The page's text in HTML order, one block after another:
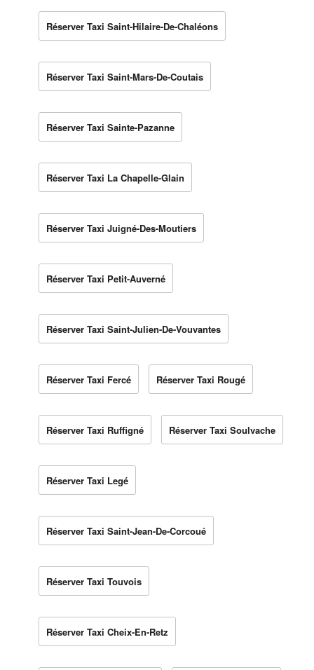
Réserver Taxi Saint-Hilaire-De-Chaléons
Réserver Taxi Saint-Mars-De-Coutais
Réserver Taxi Sainte-Pazanne
Réserver Taxi La Chapelle-Glain
Réserver Taxi Juigné-Des-Moutiers
Réserver Taxi Petit-Auverné
Réserver Taxi Saint-Julien-De-Vouvantes
Réserver Taxi Fercé Réserver Taxi Rougé
Réserver Taxi Ruffigné Réserver Taxi Soulvache
Réserver Taxi Legé
Réserver Taxi Saint-Jean-De-Corcoué
Réserver Taxi Touvois
Réserver Taxi Cheix-En-Retz